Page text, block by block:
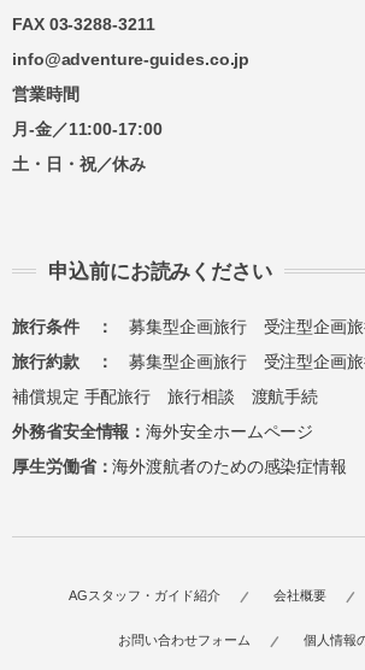
FAX 03-3288-3211
info@adventure-guides.co.jp
営業時間
月-金／11:00-17:00
土・日・祝／休み
申込前にお読みください
旅行条件 ：募集型企画旅行
受注型企画
旅行約款 ：募集型企画旅行 受注型企画
補償規定 手配旅行 旅行相談
渡航手続
外務省安全情報：海外安全ホームページ
厚生労働省：海外渡航者のための感染症情報
AGスタッフ・ガイド紹介 会社概要
お問い合わせフォーム 個人情報